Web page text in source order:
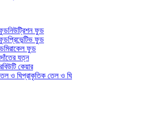
নিউট্রিশন ফুড
প্রিভেন্টিভ ফুড
মিরাকেল ফুড
দাঁতের যত্ন
বিউটি কেয়ার
প্রাকৃতিক তেল ও ঘি